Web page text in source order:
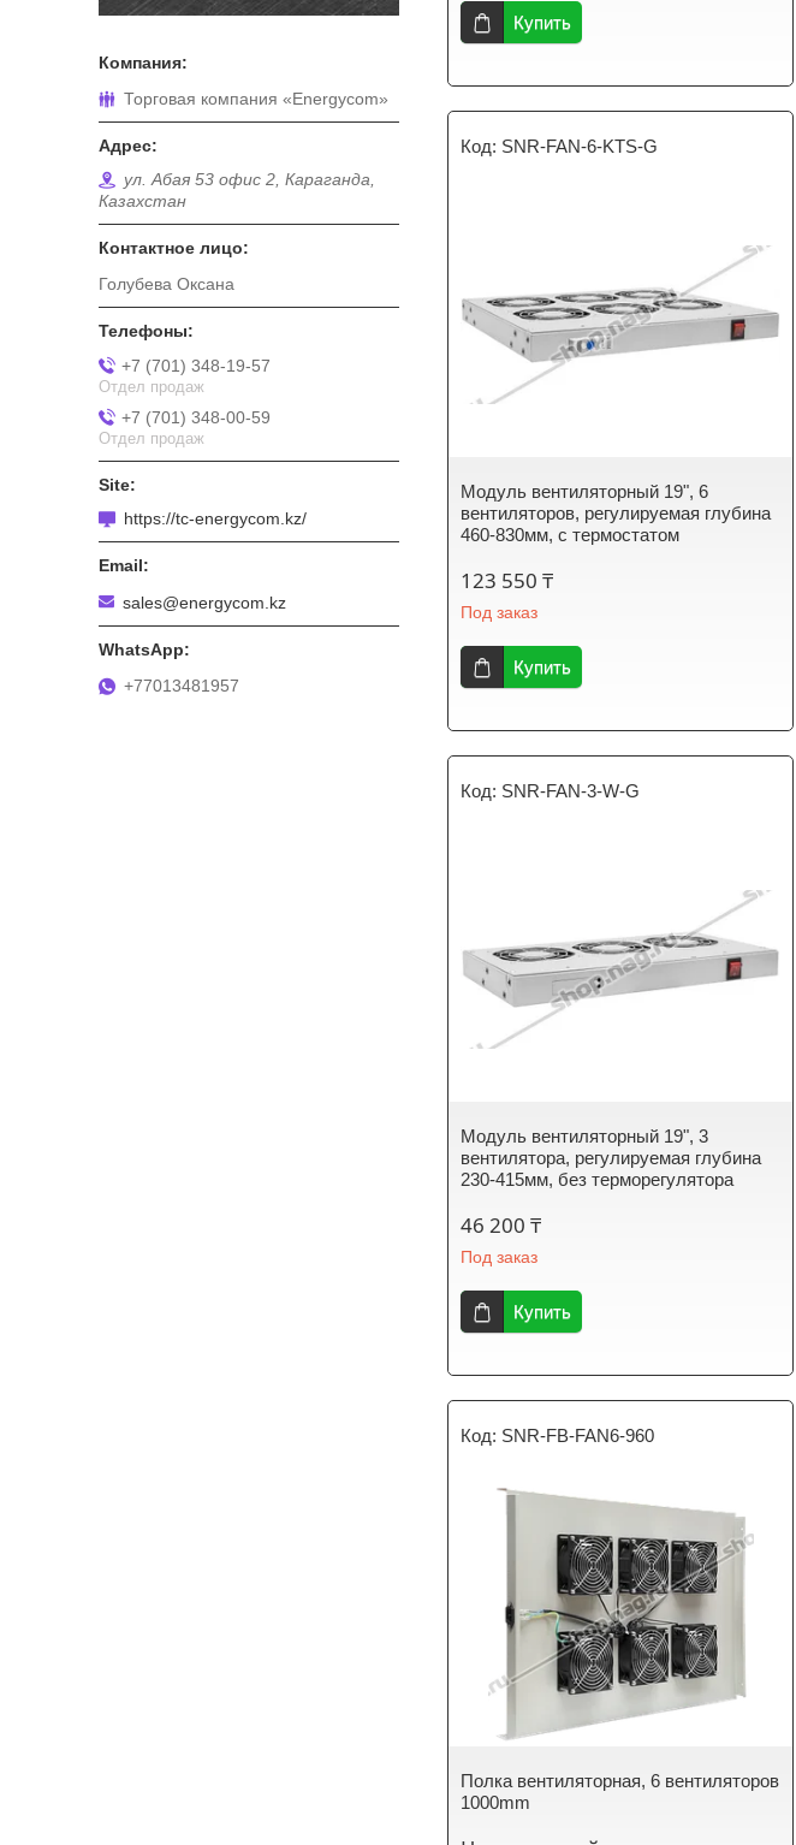
Купить
SNR-FAN-6-KTS-G
Модуль вентиляторный 19", 6
вентиляторов, регулируемая глубина
460-830мм, с термостатом
123 550 ₸
Под заказ
Купить
SNR-FAN-3-W-G
Модуль вентиляторный 19", 3
вентилятора, регулируемая глубина
230-415мм, без терморегулятора
46 200 ₸
Под заказ
Купить
SNR-FB-FAN6-960
Полка вентиляторная, 6 вентиляторов
1000mm
Торговая компания «Energycom»
ул. Абая 53 офис 2, Караганда,
Казахстан
Голубева Оксана
+7 (701) 348-19-57
Отдел продаж
+7 (701) 348-00-59
Отдел продаж
https://tc-energycom.kz/
sales@energycom.kz
+77013481957